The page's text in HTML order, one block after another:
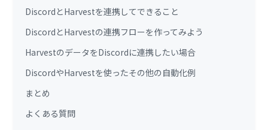
DiscordとHarvestを連携してできること
DiscordとHarvestの連携フローを作ってみよう
HarvestのデータをDiscordに連携したい場合
DiscordやHarvestを使ったその他の自動化例
まとめ
よくある質問